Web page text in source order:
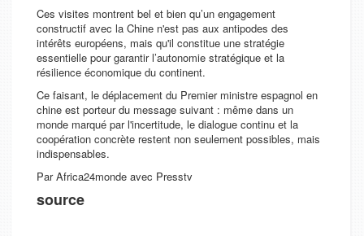
Ces visites montrent bel et bien qu’un engagement
constructif avec la Chine n'est pas aux antipodes des
intérêts européens, mais qu'il constitue une stratégie
essentielle pour garantir l’autonomie stratégique et la
résilience économique du continent.
Ce faisant, le déplacement du Premier ministre espagnol en
chine est porteur du message suivant : même dans un
monde marqué par l'incertitude, le dialogue continu et la
coopération concrète restent non seulement possibles, mais
indispensables.
Par Africa24monde avec Presstv
source